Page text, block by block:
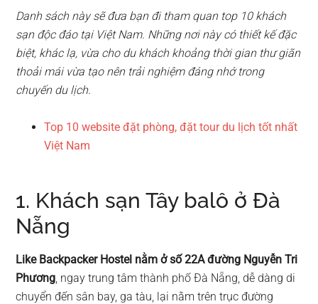
Danh sách này sẽ đưa bạn đi tham quan top 10 khách
sạn độc đáo tại Việt Nam. Những nơi này có thiết kế đặc
biệt, khác lạ, vừa cho du khách khoảng thời gian thư giãn
thoải mái vừa tạo nên trải nghiệm đáng nhớ trong
chuyến du lịch.
Top 10 website đặt phòng, đặt tour du lịch tốt nhất
Việt Nam
1. Khách sạn Tây balô ở Đà
Nẵng
Like Backpacker Hostel nằm ở số 22A đường Nguyễn Tri
Phương, ngay trung tâm thành phố Đà Nẵng, dễ dàng di
chuyển đến sân bay, ga tàu, lại nằm trên trục đường